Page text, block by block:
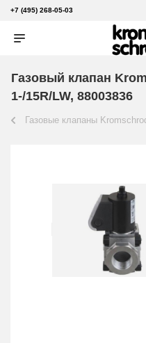
+7 (495) 268-05-03
Газовый клапан
1-/15R/LW, 88003836
Газовые клапаны